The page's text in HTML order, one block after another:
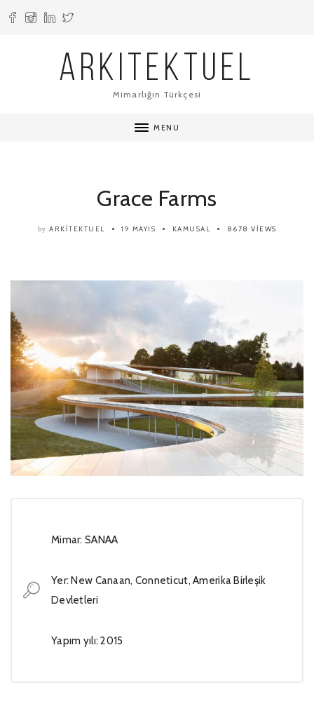
ARKITEKTUEL
Mimarlığın Türkçesi
MENU
Grace Farms
by ARKITEKTUEL 19 MAYIS KAMUSAL 8678 VIEWS
Mimar: SANAA
Yer: New Canaan, Conneticut, Amerika Birleşik
Devletleri
Yapım yılı: 2015